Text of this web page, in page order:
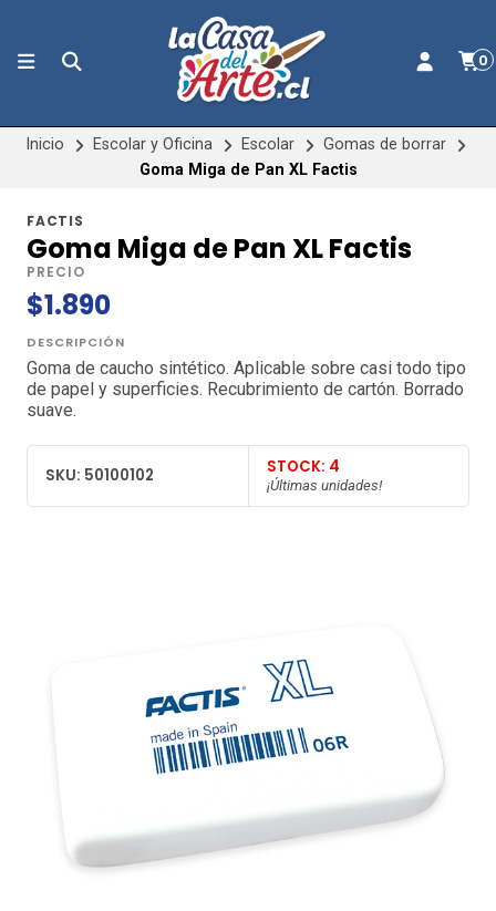
0
Inicio Escolar y Oficina Escolar
Gomas de borrar
Goma Miga de Pan XL Factis
FACTIS
Goma Miga de Pan XL Factis
PRECIO
$1.890
DESCRIPCIÓN
Goma de caucho sintético. Aplicable sobre casi todo tipo
de papel y superficies. Recubrimiento de cartón. Borrado
suave.
SKU: 50100102 STOCK: 4
¡Últimas unidades!